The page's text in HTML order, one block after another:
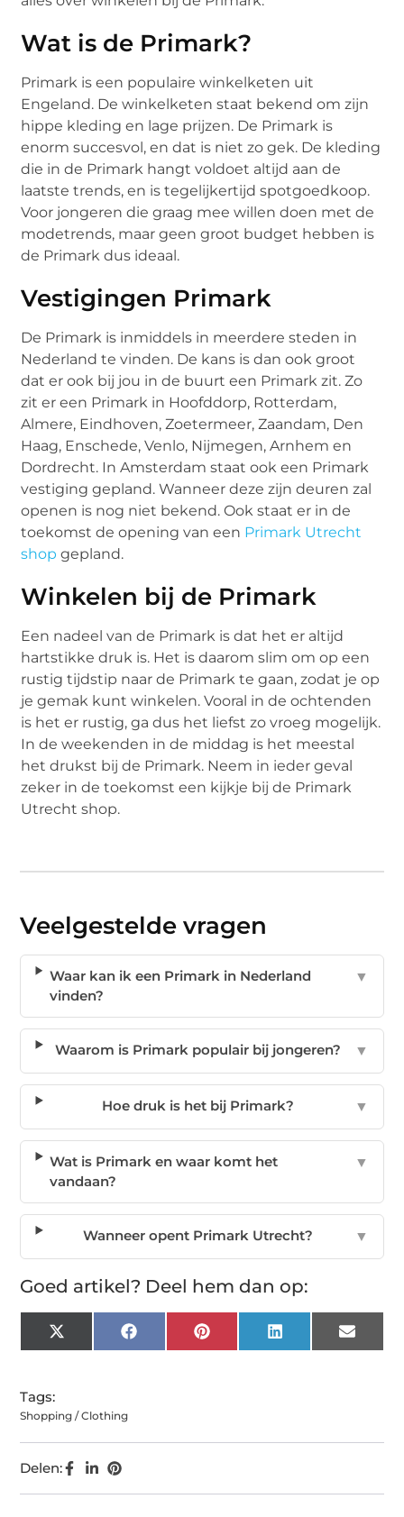
Wat is de Primark?
Primark is een populaire winkelketen uit
Engeland. De winkelketen staat bekend om zijn
hippe kleding en lage prijzen. De Primark is
enorm succesvol, en dat is niet zo gek. De kleding
die in de Primark hangt voldoet altijd aan de
laatste trends, en is tegelijkertijd spotgoedkoop.
Voor jongeren die graag mee willen doen met de
modetrends, maar geen groot budget hebben is
de Primark dus ideaal.
Vestigingen Primark
De Primark is inmiddels in meerdere steden in
Nederland te vinden. De kans is dan ook groot
dat er ook bij jou in de buurt een Primark zit. Zo
zit er een Primark in Hoofddorp, Rotterdam,
Almere, Eindhoven, Zoetermeer, Zaandam, Den
Haag, Enschede, Venlo, Nijmegen, Arnhem en
Dordrecht. In Amsterdam staat ook een Primark
vestiging gepland. Wanneer deze zijn deuren zal
openen is nog niet bekend. Ook staat er in de
toekomst de opening van een Primark Utrecht
shop gepland.
Winkelen bij de Primark
Een nadeel van de Primark is dat het er altijd
hartstikke druk is. Het is daarom slim om op een
rustig tijdstip naar de Primark te gaan, zodat je op
je gemak kunt winkelen. Vooral in de ochtenden
is het er rustig, ga dus het liefst zo vroeg mogelijk.
In de weekenden in de middag is het meestal
het drukst bij de Primark. Neem in ieder geval
zeker in de toekomst een kijkje bij de Primark
Utrecht shop.
Veelgestelde vragen
Waar kan ik een Primark in Nederland
vinden?
▼
Waarom is Primark populair bij jongeren? ▼
Hoe druk is het bij Primark? ▼
Wat is Primark en waar komt het
vandaan?
▼
Wanneer opent Primark Utrecht? ▼
Goed artikel? Deel hem dan op:
X
(Twitter)
FacebookPinterest LinkedIn Email
Tags:
Shopping / Clothing
Delen: